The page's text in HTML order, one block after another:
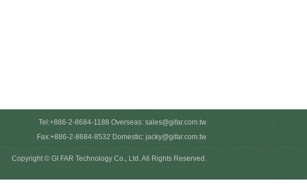
Tel:+886-2-8684-1188 Overseas: sales@gifar.com.tw
Fax:+886-2-8684-8532 Domestic: jacky@gifar.com.tw
Copyright © GI FAR Technology Co., Ltd. All Rights Reserved.